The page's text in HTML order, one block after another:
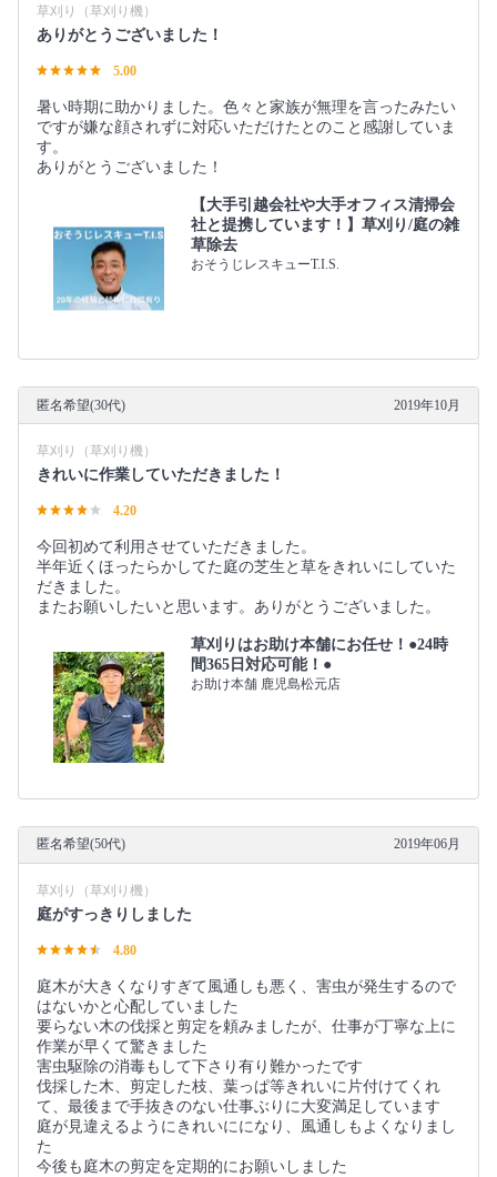
草刈り（草刈り機）
ありがとうございました！
5.00
暑い時期に助かりました。色々と家族が無理を言ったみたい
ですが嫌な顔されずに対応いただけたとのこと感謝していま
す。
ありがとうございました！
【大手引越会社や大手オフィス清掃会
社と提携しています！】草刈り/庭の雑
草除去
おそうじレスキューT.I.S.
匿名希望(30代) 2019年10月
草刈り（草刈り機）
きれいに作業していただきました！
4.20
今回初めて利用させていただきました。
半年近くほったらかしてた庭の芝生と草をきれいにしていた
だきました。
またお願いしたいと思います。ありがとうございました。
草刈りはお助け本舗にお任せ！●24時
間365日対応可能！●
お助け本舗 鹿児島松元店
匿名希望(50代) 2019年06月
草刈り（草刈り機）
庭がすっきりしました
4.80
庭木が大きくなりすぎて風通しも悪く、害虫が発生するので
はないかと心配していました
要らない木の伐採と剪定を頼みましたが、仕事が丁寧な上に
作業が早くて驚きました
害虫駆除の消毒もして下さり有り難かったです
伐採した木、剪定した枝、葉っぱ等きれいに片付けてくれ
て、最後まで手抜きのない仕事ぶりに大変満足しています
庭が見違えるようにきれいにになり、風通しもよくなりまし
た
今後も庭木の剪定を定期的にお願いしました